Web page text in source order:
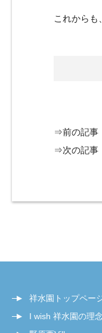
これからも
⇒前の記事
⇒次の記事
祥水園トップペー
I wish 祥水園の理念